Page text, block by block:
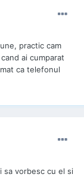
practic cam
ai cumparat
ca telefonul
sa vorbesc cu el si